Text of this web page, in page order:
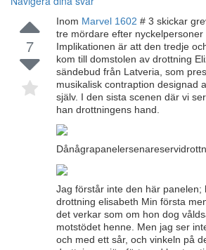
7
Inom Marvel 1602 # 3 skickar
tre mördare efter nyckelpersoner
Implikationen är att den tredje
kom till domstolen av drottning
sändebud från Latveria, som
musikalisk contraption designad
själv. I den sista scenen där vi
han drottningens hand.
Jag förstår inte den här panelen;
drottning elisabeth Min första
det verkar som om hon dog
motstödet henne. Men jag ser
och med ett sår, och vinkeln på